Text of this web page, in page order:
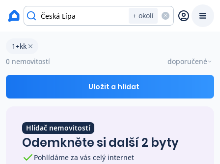
+ okolí
Prodat
Prodej s Reas.cz
Ceny prodaných nemovitostí
okres Česká Lípa
Byty 1+kk na prodej Česká Lípa
1+kk
0 nemovitostí
doporučené
Uložit a hlídat
Hlídač nemovitostí
Odemkněte si další 2 byty
Pohlídáme za vás celý internet